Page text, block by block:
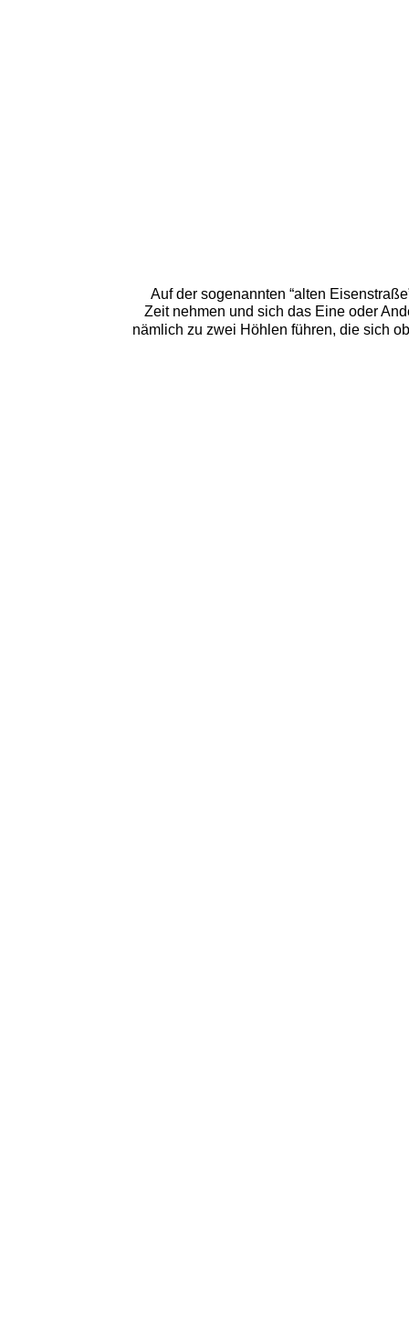
Auf der sogenannten “alten
Zeit nehmen und sich das Eine oder
nämlich zu zwei Höhlen führen, die sich